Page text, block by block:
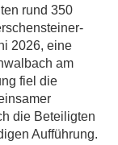
rund 350
2026, eine
am
fiel die
die Beteiligten
Aufführung.